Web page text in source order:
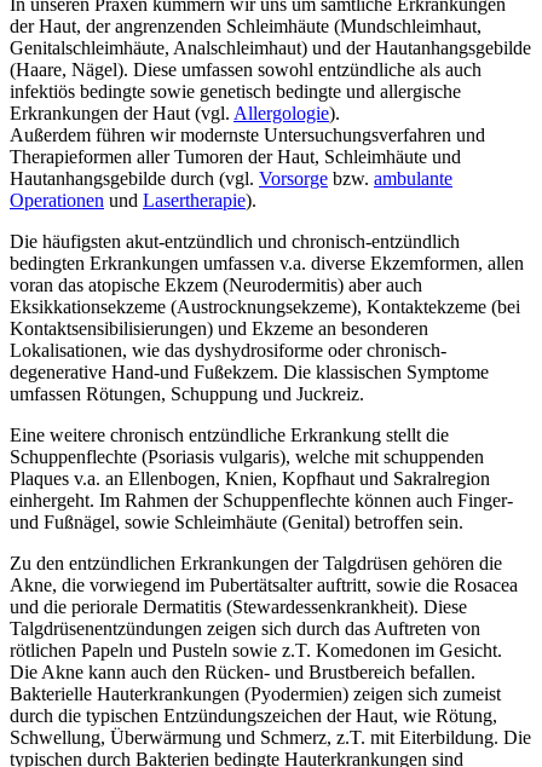
der Haut, der angrenzenden Schleimhäute (Mundschleimhaut,
Genitalschleimhäute, Analschleimhaut) und der Hautanhangsgebilde
(Haare, Nägel). Diese umfassen sowohl entzündliche als auch
infektiös bedingte sowie genetisch bedingte und allergische
Erkrankungen der Haut (vgl. Allergologie).
Außerdem führen wir modernste Untersuchungsverfahren und
Therapieformen aller Tumoren der Haut, Schleimhäute und
Hautanhangsgebilde durch (vgl. Vorsorge bzw. ambulante
Operationen und Lasertherapie).
Die häufigsten akut-entzündlich und chronisch-entzündlich
bedingten Erkrankungen umfassen v.a. diverse Ekzemformen, allen
voran das atopische Ekzem (Neurodermitis) aber auch
Eksikkationsekzeme (Austrocknungsekzeme), Kontaktekzeme (bei
Kontaktsensibilisierungen) und Ekzeme an besonderen
Lokalisationen, wie das dyshydrosiforme oder chronisch-
degenerative Hand-und Fußekzem. Die klassischen Symptome
umfassen Rötungen, Schuppung und Juckreiz.
Eine weitere chronisch entzündliche Erkrankung stellt die
Schuppenflechte (Psoriasis vulgaris), welche mit schuppenden
Plaques v.a. an Ellenbogen, Knien, Kopfhaut und Sakralregion
einhergeht. Im Rahmen der Schuppenflechte können auch Finger-
und Fußnägel, sowie Schleimhäute (Genital) betroffen sein.
Zu den entzündlichen Erkrankungen der Talgdrüsen gehören die
Akne, die vorwiegend im Pubertätsalter auftritt, sowie die Rosacea
und die periorale Dermatitis (Stewardessenkrankheit). Diese
Talgdrüsenentzündungen zeigen sich durch das Auftreten von
rötlichen Papeln und Pusteln sowie z.T. Komedonen im Gesicht.
Die Akne kann auch den Rücken- und Brustbereich befallen.
Bakterielle Hauterkrankungen (Pyodermien) zeigen sich zumeist
durch die typischen Entzündungszeichen der Haut, wie Rötung,
Schwellung, Überwärmung und Schmerz, z.T. mit Eiterbildung. Die
typischen durch Bakterien bedingte Hauterkrankungen sind